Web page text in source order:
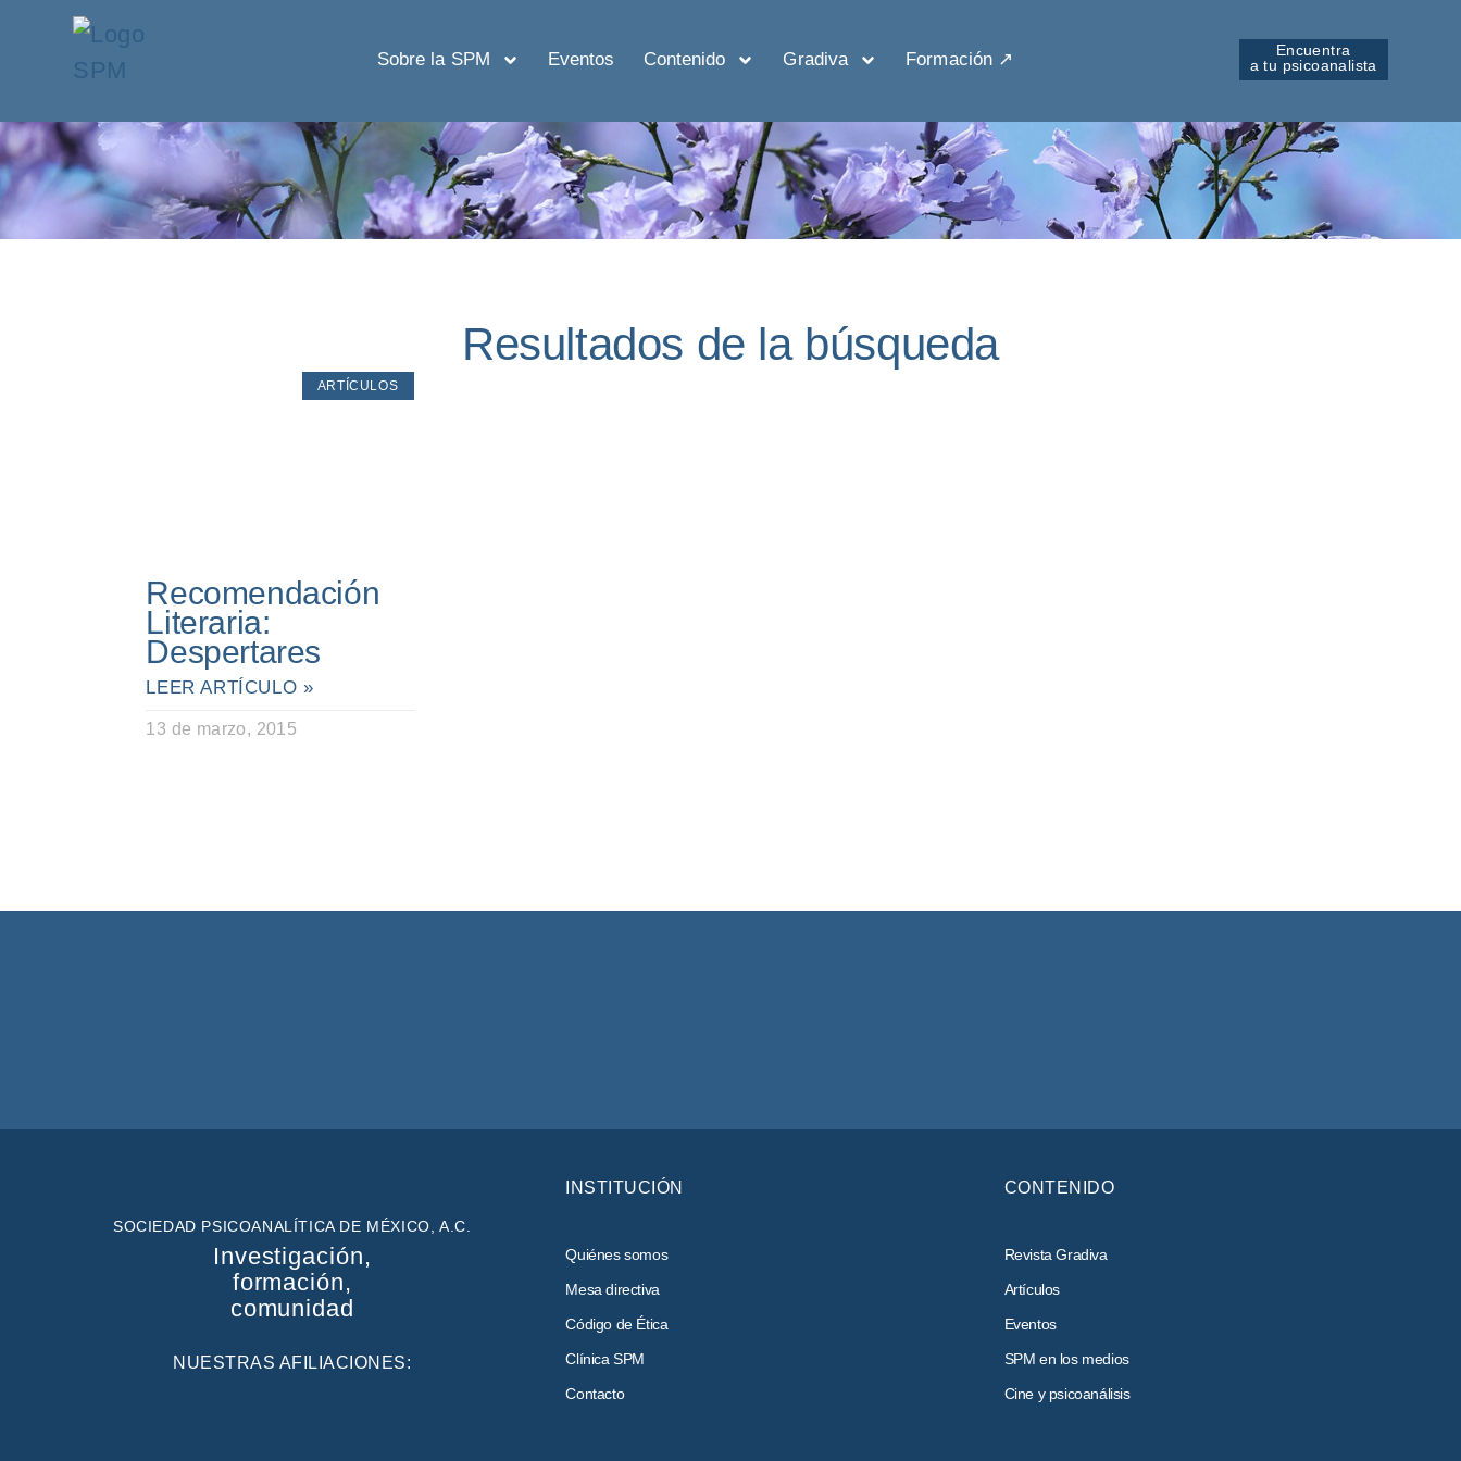
Sobre la SPM Eventos Contenido Gradiva Formación ↗︎
Encuentra
a tu psicoanalista
Resultados de la búsqueda
ARTÍCULOS
Recomendación
Literaria:
Despertares
LEER ARTÍCULO »
13 de marzo, 2015
SOCIEDAD PSICOANALÍTICA DE MÉXICO, A.C.
Investigación,
formación,
comunidad
NUESTRAS AFILIACIONES:
INSTITUCIÓN
Quiénes somos
Mesa directiva
Código de Ética
Clínica SPM
Contacto
CONTENIDO
Revista Gradiva
Artículos
Eventos
SPM en los medios
Cine y psicoanálisis